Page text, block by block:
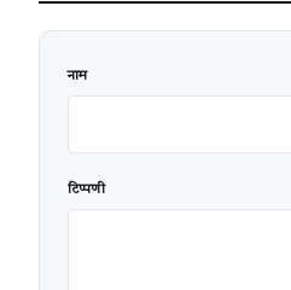
नाम
टिप्पणी